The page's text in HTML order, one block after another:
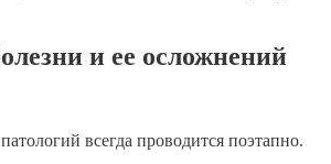
и ее осложнений
всегда проводится поэтапно.